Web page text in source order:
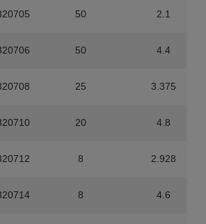
50 2.1
50 4.4
25 3.375
20 4.8
8 2.928
8 4.6